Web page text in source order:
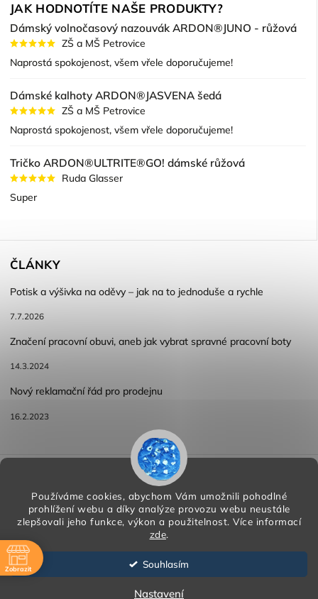
Používáme cookies, abychom Vám umožnili pohodlné
prohlížení webu a díky analýze provozu webu neustále
zlepšovali jeho funkce, výkon a použitelnost. Více informací
zde.
Souhlasím
Nastavení
JAK HODNOTÍTE NAŠE PRODUKTY?
Dámský volnočasový nazouvák ARDON®JUNO - růžová
ZŠ a MŠ Petrovice
Naprostá spokojenost, všem vřele doporučujeme!
Dámské kalhoty ARDON®JASVENA šedá
ZŠ a MŠ Petrovice
Naprostá spokojenost, všem vřele doporučujeme!
Tričko ARDON®ULTRITE®GO! dámské růžová
Ruda Glasser
Super
ČLÁNKY
Potisk a výšivka na oděvy – jak na to jednoduše a rychle
7.7.2026
Značení pracovní obuvi, aneb jak vybrat spravné pracovní boty
14.3.2024
Nový reklamační řád pro prodejnu
16.2.2023
Reklamace a vracení zboží
Podmínky ochrany osobních údajů
Copyright 2026 HORA PP s.r.o.
Shoptet | Design
Zobrazit